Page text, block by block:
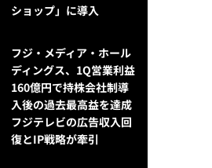
ショップ」に導入
フジ・メディア・ホール
ディングス、1Q営業利益
160億円で持株会社制導
入後の過去最高益を達成
フジテレビの広告収入回
復とIP戦略が牽引